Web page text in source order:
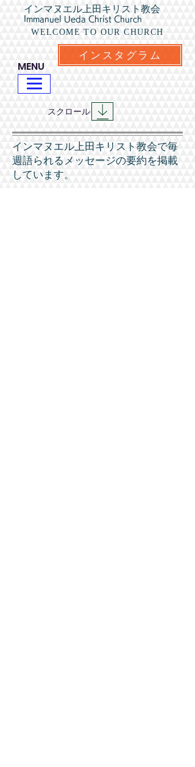
インマヌエル上田キリスト教会
Immanuel Ueda Christ Church
WELCOME TO OUR CHURCH
​MENU
​スクロール
インスタグラム
​インマヌエル上田キリスト教会で毎
週語られるメッセージの要約を掲載
しています。